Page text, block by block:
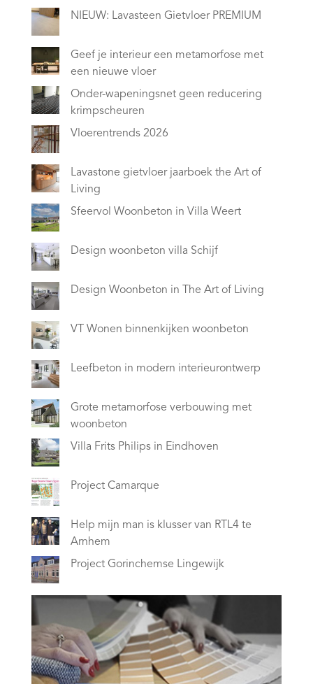
NIEUW: Lavasteen Gietvloer PREMIUM
Geef je interieur een metamorfose met
een nieuwe vloer
Onder-wapeningsnet geen reducering
krimpscheuren
Vloerentrends 2026
Lavastone gietvloer jaarboek the Art of
Living
Sfeervol Woonbeton in Villa Weert
Design woonbeton villa Schijf
Design Woonbeton in The Art of Living
VT Wonen binnenkijken woonbeton
Leefbeton in modern interieurontwerp
Grote metamorfose verbouwing met
woonbeton
Villa Frits Philips in Eindhoven
Project Camarque
Help mijn man is klusser van RTL4 te
Arnhem
Project Gorinchemse Lingewijk